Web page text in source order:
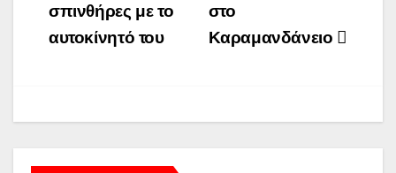
στο
Καραμανδάνειο
σπινθήρες με το
αυτοκίνητό του